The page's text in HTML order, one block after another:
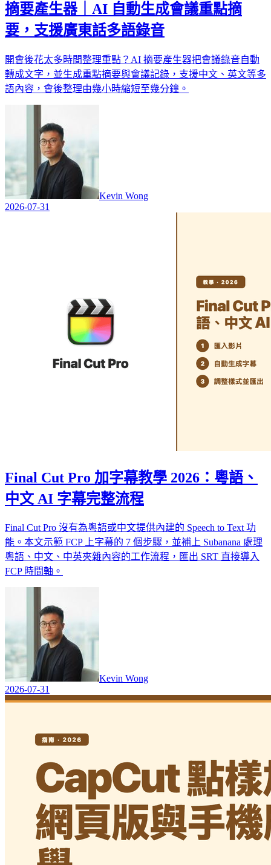
摘要產生器｜AI 自動生成會議重點摘
要，支援廣東話多語錄音
開會後花太多時間整理重點？AI 摘要產生器把會議錄音自動
轉成文字，並生成重點摘要與會議記錄，支援中文、英文等多
語內容，會後整理由幾小時縮短至幾分鐘。
Kevin Wong
2026-07-31
Final Cut Pro 加字幕教學 2026：粵語、
中文 AI 字幕完整流程
Final Cut Pro 沒有為粵語或中文提供內建的 Speech to Text 功
能。本文示範 FCP 上字幕的 7 個步驟，並補上 Subanana 處理
粵語、中文、中英夾雜內容的工作流程，匯出 SRT 直接導入
FCP 時間軸。
Kevin Wong
2026-07-31